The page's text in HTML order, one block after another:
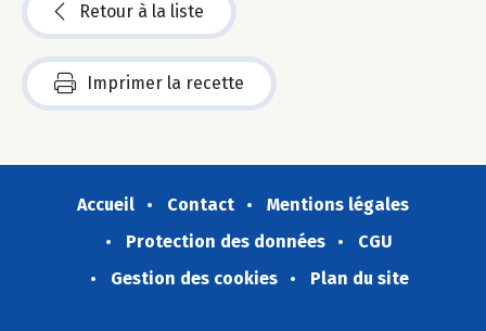
Retour à la liste
Imprimer la recette
Accueil Contact
Mentions légales
Protection des données
CGU
Gestion des cookies
Plan du site